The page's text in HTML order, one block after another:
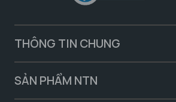
THÔNG TIN CHUNG
SẢN PHẨM NTN